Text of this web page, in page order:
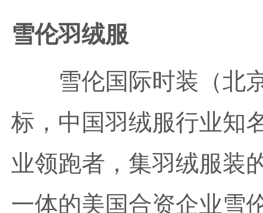
雪伦羽绒服
雪伦国际时装（北
标，中国羽绒服行业知
业领跑者，集羽绒服装
一体的美国合资企业雪